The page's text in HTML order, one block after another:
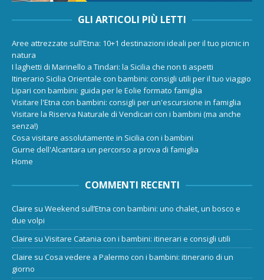
GLI ARTICOLI PIÙ LETTI
Aree attrezzate sull’Etna: 10+1 destinazioni ideali per il tuo picnic in
natura
I laghetti di Marinello a Tindari: la Sicilia che non ti aspetti
Itinerario Sicilia Orientale con bambini: consigli utili per il tuo viaggio
Lipari con bambini: guida per le Eolie formato famiglia
Visitare l'Etna con bambini: consigli per un'escursione in famiglia
Visitare la Riserva Naturale di Vendicari con i bambini (ma anche
senza!)
Cosa visitare assolutamente in Sicilia con i bambini
Gurne dell'Alcantara un percorso a prova di famiglia
Home
COMMENTI RECENTI
Claire su Weekend sull’Etna con bambini: uno chalet, un bosco e
due volpi
Claire su Visitare Catania con i bambini: itinerari e consigli utili
Claire su Cosa vedere a Palermo con i bambini: itinerario di un
giorno